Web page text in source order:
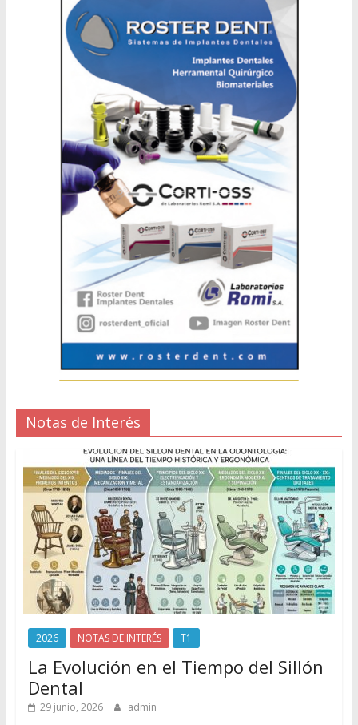
Notas de Interés
2026 NOTAS DE INTERÉS T1
La Evolución en el Tiempo del Sillón
Dental
29 junio, 2026 admin